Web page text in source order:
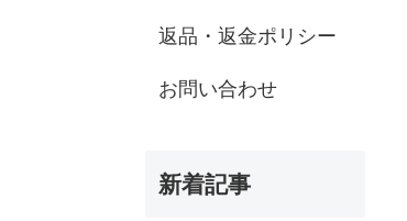
返品・返金ポリシー
お問い合わせ
新着記事